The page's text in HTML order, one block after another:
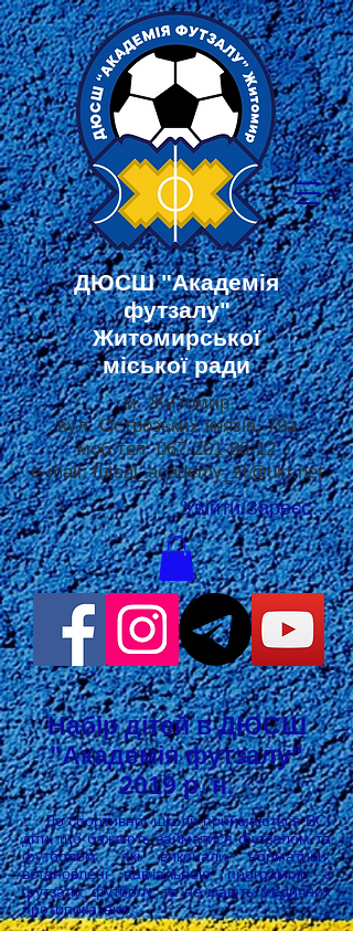
ДЮСШ"Академія
футзалу"
Житомирської
міської ради
Увійти/
м. Житомир
вул. Острозьких князів, 79а
моб.тел:067-201-80-12
e-mail:futsal_academy_zt@ukr.net
Набір дітей в ДЮСШ
"Академія футзалу"
2019 р. н.
До спортивної школи приймаються ВСІ
діти, що бажають займатися футзалом та
футболом, які виконали нормативи,
встановлені навчальною програмою з
футзалу, футболу, та не мають медичних
протипоказань.